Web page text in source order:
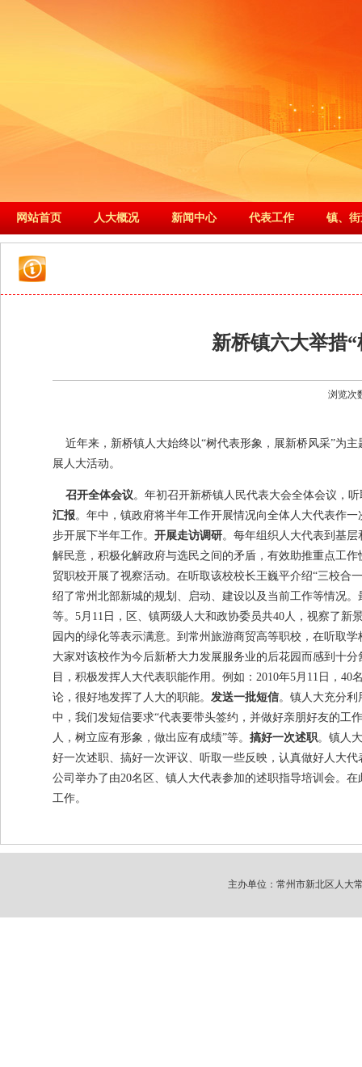
网站首页 人大概况 新闻中心 代表工作 镇、
新桥镇六大举措
浏览次
近年来，新桥镇人大始终以“树代表形象，展新桥风采”为
展人大活动。
召开全体会议。年初召开新桥镇人民代表大会全体会议，
汇报。年中，镇政府将半年工作开展情况向全体人大代表作
步开展下半年工作。 开展走访调研。每年组织人大代表到基
解民意，积极化解政府与选民之间的矛盾，有效助推重点工
贸职校开展了视察活动。在听取该校校长王巍平介绍“三校合
绍了常州北部新城的规划、启动、建设以及当前工作等情况
等。5月11日，区、镇两级人大和政协委员共40人，视察了
园内的绿化等表示满意。到常州旅游商贸高等职校，在听取
大家对该校作为今后新桥大力发展服务业的后花园而感到十分
目，积极发挥人大代表职能作用。例如：2010年5月11日，
论，很好地发挥了人大的职能。 发送一批短信。镇人大充分
中，我们发短信要求“代表要带头签约，并做好亲朋好友的工
人，树立应有形象，做出应有成绩”等。 搞好一次述职。镇人
好一次述职、搞好一次评议、听取一些反映，认真做好人大
公司举办了由20名区、镇人大代表参加的述职指导培训会。
工作。
主办单位：常州市新北区人大